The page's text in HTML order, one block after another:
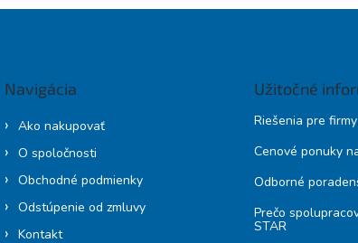
Navigácia
Ako nakupovať
O spoločnosti
Obchodné podmienky
Odstúpenie od zmluvy
Kontakt
Užitočné
Riešenia pre
Cenové ponuky
Odborné
Prečo
STAR